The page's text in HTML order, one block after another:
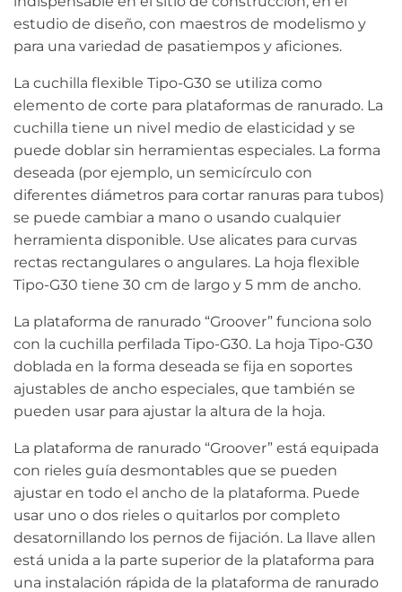
estudio de diseño, con maestros de modelismo y
para una variedad de pasatiempos y aficiones.
La cuchilla flexible Tipo-G30 se utiliza como
elemento de corte para plataformas de ranurado. La
cuchilla tiene un nivel medio de elasticidad y se
puede doblar sin herramientas especiales. La forma
deseada (por ejemplo, un semicírculo con
diferentes diámetros para cortar ranuras para tubos)
se puede cambiar a mano o usando cualquier
herramienta disponible. Use alicates para curvas
rectas rectangulares o angulares. La hoja flexible
Tipo-G30 tiene 30 cm de largo y 5 mm de ancho.
La plataforma de ranurado “Groover” funciona solo
con la cuchilla perfilada Tipo-G30. La hoja Tipo-G30
doblada en la forma deseada se fija en soportes
ajustables de ancho especiales, que también se
pueden usar para ajustar la altura de la hoja.
La plataforma de ranurado “Groover” está equipada
con rieles guía desmontables que se pueden
ajustar en todo el ancho de la plataforma. Puede
usar uno o dos rieles o quitarlos por completo
desatornillando los pernos de fijación. La llave allen
está unida a la parte superior de la plataforma para
una instalación rápida de la plataforma de ranurado